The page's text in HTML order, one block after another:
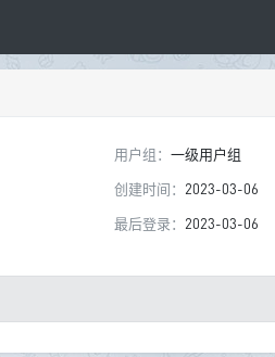
用户组： 一级用户组
创建时间： 2023-03-06
最后登录： 2023-03-06